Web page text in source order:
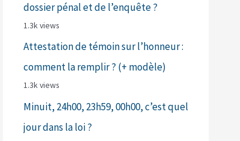
dossier pénal et de l’enquête ?
1.3k views
Attestation de témoin sur l’honneur :
comment la remplir ? (+ modèle)
1.3k views
Minuit, 24h00, 23h59, 00h00, c’est quel
jour dans la loi ?